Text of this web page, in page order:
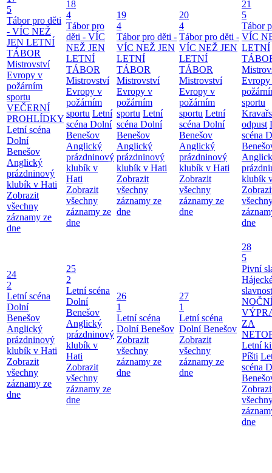
5
Tábor pro děti
- VÍC NEŽ
JEN LETNÍ
TÁBOR
Mistrovství
Evropy v
požárním
sportu
VEČERNÍ
PROHLÍDKY
Letní scéna
Dolní
Benešov
Anglický
prázdninový
klubík v Hati
Zobrazit
všechny
záznamy ze
dne
18
4
Tábor pro
děti - VÍC
NEŽ JEN
LETNÍ
TÁBOR
Mistrovství
Evropy v
požárním
sportu Letní
scéna Dolní
Benešov
Anglický
prázdninový
klubík v
Hati
Zobrazit
všechny
záznamy ze
dne
19
4
Tábor pro děti -
VÍC NEŽ JEN
LETNÍ
TÁBOR
Mistrovství
Evropy v
požárním
sportu Letní
scéna Dolní
Benešov
Anglický
prázdninový
klubík v Hati
Zobrazit
všechny
záznamy ze
dne
20
4
Tábor pro děti -
VÍC NEŽ JEN
LETNÍ
TÁBOR
Mistrovství
Evropy v
požárním
sportu Letní
scéna Dolní
Benešov
Anglický
prázdninový
klubík v Hati
Zobrazit
všechny
záznamy ze
dne
21
5
Tábor
VÍC
LETNÍ
Evropy
sportu
odpust
scéna
klubík
dne
24
2
Letní scéna
Dolní
Benešov
Anglický
prázdninový
klubík v Hati
Zobrazit
všechny
záznamy ze
dne
25
2
Letní scéna
Dolní
Benešov
Anglický
prázdninový
klubík v
Hati
Zobrazit
všechny
záznamy ze
dne
26
1
Letní scéna
Dolní Benešov
Zobrazit
všechny
záznamy ze
dne
27
1
Letní scéna
Dolní Benešov
Zobrazit
všechny
záznamy ze
dne
28
5
Pivní
ZA
Letní
Píšti
scéna
dne